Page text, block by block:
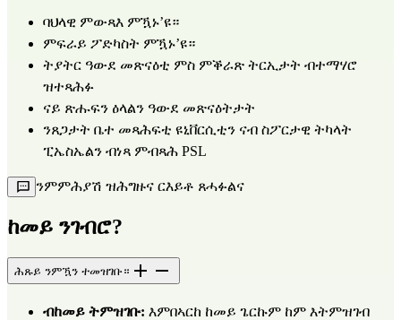
ባህላዊ ምውጻእ ምዃኑ’ዩ።
ምፍራይ ፖድካስት ምዃኑ’ዩ።
ትያትር ዓውደ መጽናዕቲ ምስ ምቕራጽ ትርኢታት ብተማሃሮ
ዝተጻሕፉ
ናይ ጽሑፍን ዕላልን ዓውደ መጽናዕትታት
ንጸጋታት ቤተ መጻሕፍቲ ዩኒቨርሲቲን ናብ ስፖርታዊ ትካላት
ፒኤስኤልን ብነጻ ምብጻሕ PSL
ንምምሕያሽ ዝሕግዙና ርእይቶ ጸሓፉልና
ከመይ ንገብሮ?
ሕጹይ ንምዃን ተመዝገቡ።
ብከመይ ትምዝገቡ: እምበኣርከ ከመይ ጌርኩም ከም እትምዝገብ